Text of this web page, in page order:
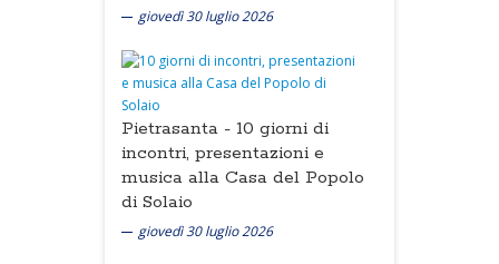
giovedì 30 luglio 2026
Pietrasanta - 10 giorni di
incontri, presentazioni e
musica alla Casa del Popolo
di Solaio
giovedì 30 luglio 2026